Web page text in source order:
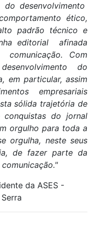
desenvolvimento
ético,
padrão técnico e
editorial afinada
Com
do
em particular, assim
empresariais
sólida trajetória de
conquistas do jornal
orgulho para toda a
orgulha, neste seus
de fazer parte da
da ASES -